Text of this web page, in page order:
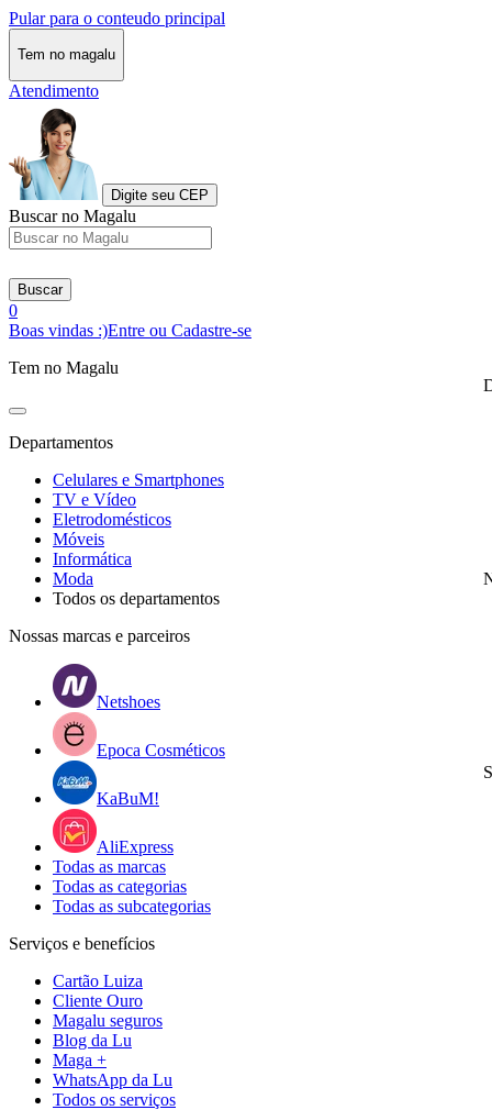
Pular para o conteudo principal
Tem no magalu
Atendimento
Digite seu CEP
Buscar no Magalu
Buscar
0
Boas vindas :)Entre ou Cadastre-se
Tem no Magalu
Departamentos
Celulares e Smartphones
TV e Vídeo
Eletrodomésticos
Móveis
Informática
Moda
Todos os departamentos
Nossas marcas e parceiros
Netshoes
Epoca Cosméticos
KaBuM!
AliExpress
Todas as marcas
Todas as categorias
Todas as subcategorias
Serviços e benefícios
Cartão Luiza
Cliente Ouro
Magalu seguros
Blog da Lu
Maga +
WhatsApp da Lu
Todos os serviços